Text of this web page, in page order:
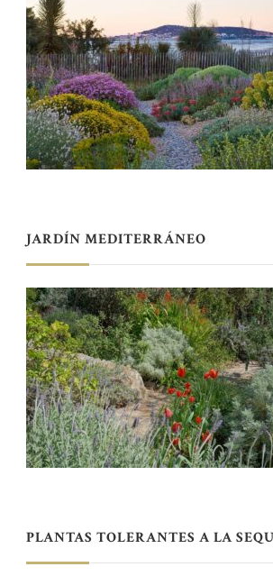
JARDÍN MEDITERRÁNEO
PLANTAS TOLERANTES A LA